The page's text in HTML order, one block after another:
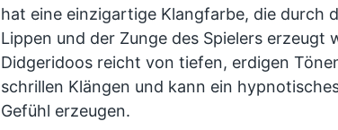
hat eine einzigartige Klangfarbe, die durch
Lippen und der Zunge des Spielers erzeugt
Didgeridoos reicht von tiefen, erdigen
schrillen Klängen und kann ein
Gefühl erzeugen.